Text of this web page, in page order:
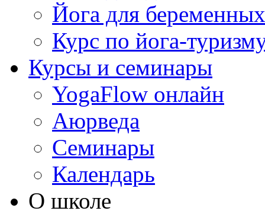
Йога для беременных
Курс по йога-
Курсы и семинары
YogaFlow онлайн
Аюрведа
Семинары
Календарь
О школе